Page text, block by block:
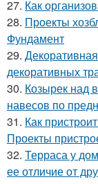
27. Как
28. Проекты
Фундамент
29.
декоративных
30. Козырек над
навесов по
31. Как
Проекты
32. Терраса у
ее отличие от